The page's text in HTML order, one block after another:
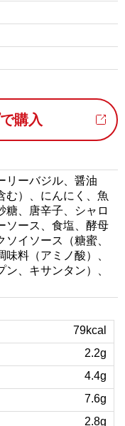
購入
リーバジル、醤油
む）、にんにく、魚
糖、唐辛子、シャロ
ソース、食塩、酵母
ソイソース（糖蜜、
料（アミノ酸）、
、キサンタン）、
79kcal
2.2g
4.4g
7.6g
2.8g